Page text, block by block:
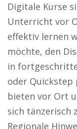
Digitale Kurse
Unterricht vor
effektiv lernen
möchte, den
in
oder Quickstep
bieten vor Ort
sich tänzerisch
Regionale